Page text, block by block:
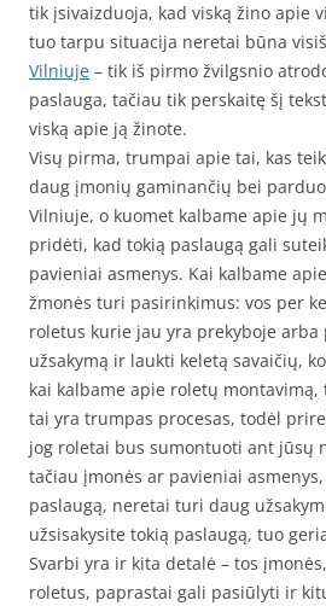
tik įsivaizduoja, kad viską žino apie
tuo tarpu situacija neretai būna
Vilniuje – tik iš pirmo žvilgsnio
paslauga, tačiau tik perskaitę šį
viską apie ją žinote.
Visų pirma, trumpai apie tai, kas
daug įmonių gaminančių bei
Vilniuje, o kuomet kalbame apie jų
pridėti, kad tokią paslaugą gali
pavieniai asmenys. Kai kalbame apie
žmonės turi pasirinkimus: vos per
roletus kurie jau yra prekyboje
užsakymą ir laukti keletą savaičių,
kai kalbame apie roletų
tai yra trumpas procesas, todėl
jog roletai bus sumontuoti ant jūsų
tačiau įmonės ar pavieniai
paslaugą, neretai turi daug
užsisakysite tokią paslaugą, tuo
Svarbi yra ir kita detalė – tos
roletus, paprastai gali pasiūlyti ir